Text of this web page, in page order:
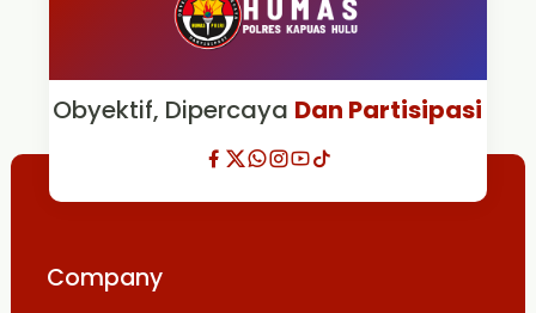
Obyektif, Dipercaya Dan Partisipasi
Company